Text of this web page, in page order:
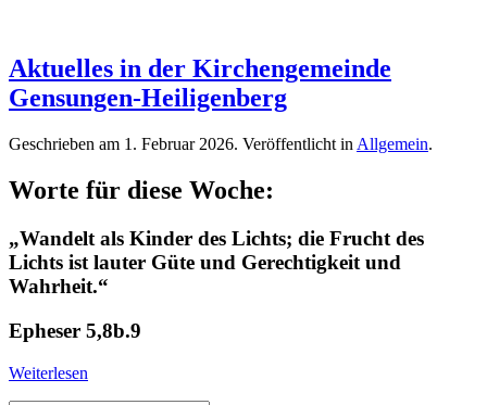
Aktuelles in der Kirchengemeinde
Gensungen-Heiligenberg
Geschrieben am 1. Februar 2026. Veröffentlicht in Allgemein.
Worte für diese Woche:
„Wandelt als Kinder des Lichts; die Frucht des
Lichts ist lauter Güte und Gerechtigkeit und
Wahrheit.“
Epheser 5,8b.9
Weiterlesen